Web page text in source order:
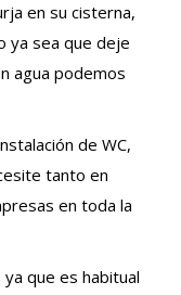
en su cisterna,
ya sea que deje
agua podemos
de WC,
tanto en
en toda la
que es habitual